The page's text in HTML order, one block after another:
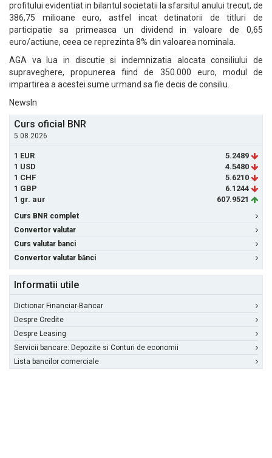
profitului evidentiat in bilantul societatii la sfarsitul anului trecut, de
386,75 milioane euro, astfel incat detinatorii de titluri de
participatie sa primeasca un dividend in valoare de 0,65
euro/actiune, ceea ce reprezinta 8% din valoarea nominala.
AGA va lua in discutie si indemnizatia alocata consiliului de
supraveghere, propunerea fiind de 350.000 euro, modul de
impartirea a acestei sume urmand sa fie decis de consiliu.
NewsIn
Curs oficial BNR
5.08.2026
1 EUR
5.2489
1 USD
4.5480
1 CHF
5.6210
1 GBP
6.1244
1 gr. aur
607.9521
Curs BNR complet
Convertor valutar
Curs valutar banci
Convertor valutar bănci
Informatii utile
Dictionar Financiar-Bancar
Despre Credite
Despre Leasing
Servicii bancare: Depozite si Conturi de economii
Lista bancilor comerciale